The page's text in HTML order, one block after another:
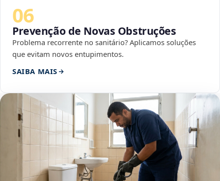
06
Prevenção de Novas Obstruções
Problema recorrente no sanitário? Aplicamos soluções
que evitam novos entupimentos.
SAIBA MAIS